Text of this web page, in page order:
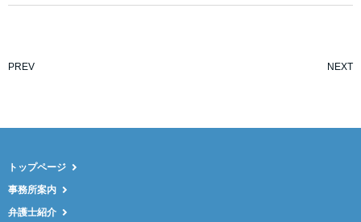
PREV NEXT
トップページ
事務所案内
弁護士紹介